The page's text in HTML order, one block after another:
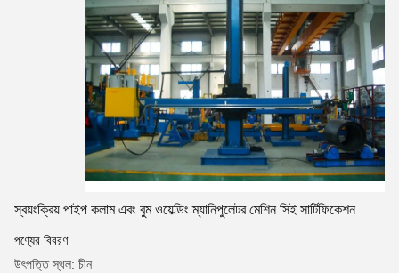
স্বয়ংক্রিয় পাইপ কলাম এবং বুম ওয়েল্ডিং ম্যানিপুলেটর মেশিন সিই সার্টিফিকেশন
পণ্যের বিবরণ
উৎপত্তি স্থল: চীন